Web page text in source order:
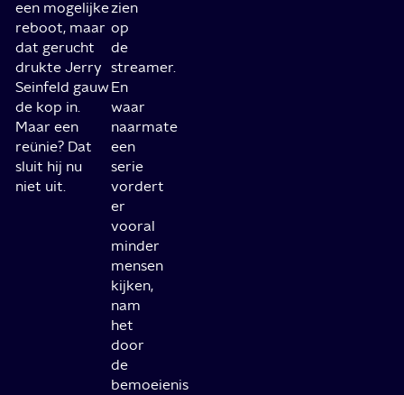
een mogelijke
reboot, maar
dat gerucht
drukte Jerry
Seinfeld gauw
de kop in.
Maar een
reünie? Dat
sluit hij nu
niet uit.
zien
op
de
streamer.
En
waar
naarmate
een
serie
vordert
er
vooral
minder
mensen
kijken,
nam
het
door
de
bemoeienis